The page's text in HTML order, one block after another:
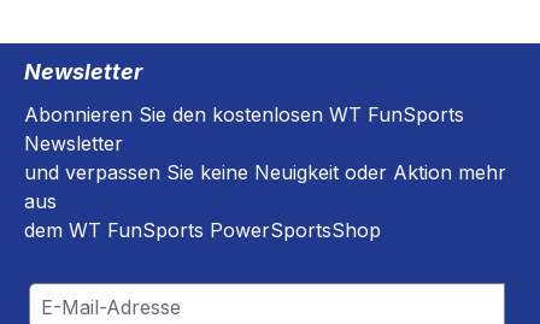
Newsletter
Abonnieren Sie den kostenlosen WT FunSports
Newsletter
und verpassen Sie keine Neuigkeit oder Aktion mehr
aus
dem WT FunSports PowerSportsShop